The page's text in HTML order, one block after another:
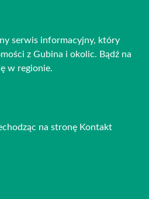
serwis informacyjny, który
z Gubina i okolic. Bądź na
w regionie.
na stronę Kontakt